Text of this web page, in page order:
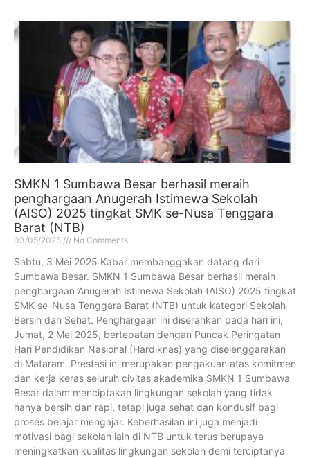
SMKN 1 Sumbawa Besar berhasil meraih
penghargaan Anugerah Istimewa Sekolah
(AISO) 2025 tingkat SMK se-Nusa Tenggara
Barat (NTB)
03/05/2025 No Comments
Sabtu, 3 Mei 2025 Kabar membanggakan datang dari
Sumbawa Besar. SMKN 1 Sumbawa Besar berhasil meraih
penghargaan Anugerah Istimewa Sekolah (AISO) 2025 tingkat
SMK se-Nusa Tenggara Barat (NTB) untuk kategori Sekolah
Bersih dan Sehat. Penghargaan ini diserahkan pada hari ini,
Jumat, 2 Mei 2025, bertepatan dengan Puncak Peringatan
Hari Pendidikan Nasional (Hardiknas) yang diselenggarakan
di Mataram. Prestasi ini merupakan pengakuan atas komitmen
dan kerja keras seluruh civitas akademika SMKN 1 Sumbawa
Besar dalam menciptakan lingkungan sekolah yang tidak
hanya bersih dan rapi, tetapi juga sehat dan kondusif bagi
proses belajar mengajar. Keberhasilan ini juga menjadi
motivasi bagi sekolah lain di NTB untuk terus berupaya
meningkatkan kualitas lingkungan sekolah demi terciptanya